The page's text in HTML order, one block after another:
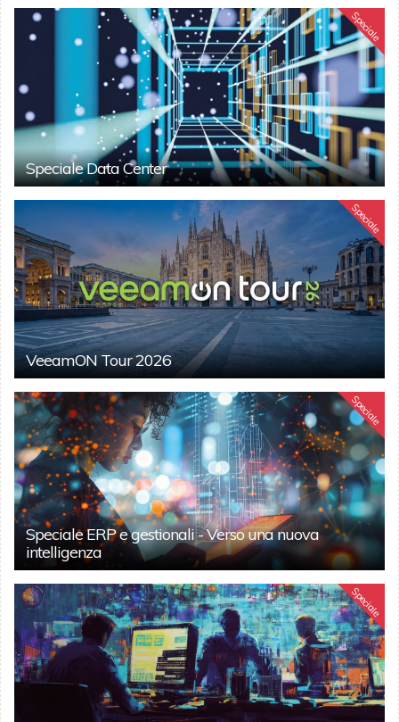
Speciale
Speciale Data Center
Speciale
VeeamON Tour 2026
Speciale
Speciale ERP e gestionali - Verso una nuova
intelligenza
Speciale